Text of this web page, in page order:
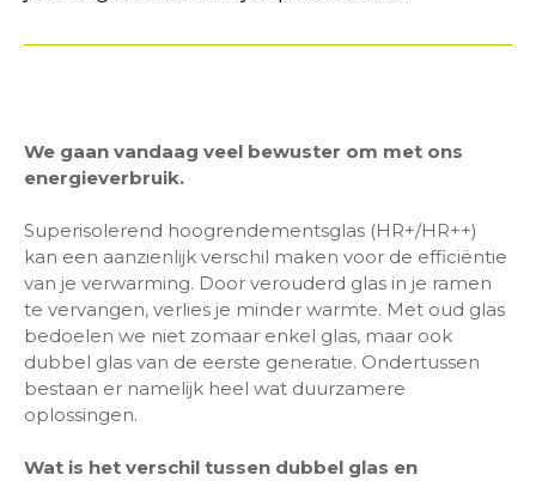
We gaan vandaag veel bewuster om met ons
energieverbruik.
Superisolerend hoogrendementsglas (HR+/HR++)
kan een aanzienlijk verschil maken voor de efficiëntie
van je verwarming. Door verouderd glas in je ramen
te vervangen, verlies je minder warmte. Met oud glas
bedoelen we niet zomaar enkel glas, maar ook
dubbel glas van de eerste generatie. Ondertussen
bestaan er namelijk heel wat duurzamere
oplossingen.
Wat is het verschil tussen dubbel glas en